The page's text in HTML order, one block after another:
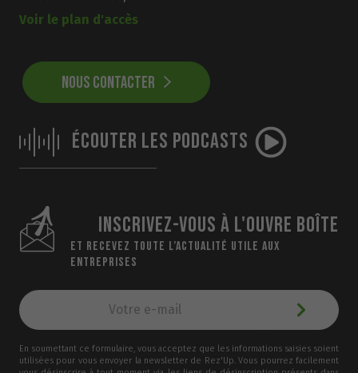
Voir le plan d'accès
NOUS CONTACTER
ÉCOUTER LES PODCASTS
INSCRIVEZ-VOUS À L'OUVRE BOÎTE
ET RECEVEZ TOUTE L’ACTUALITÉ UTILE AUX
ENTREPRISES
En soumettant ce formulaire, vous acceptez que les informations saisies soient
utilisées pour vous envoyer la newsletter de Rez'Up. Vous pourrez facilement